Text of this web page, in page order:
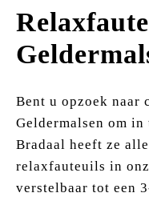
Bent u opzoek naar
Geldermalsen om
Bradaal heeft ze
relaxfauteuils in
verstelbaar tot een